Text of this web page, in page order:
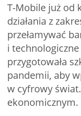
T-Mobile już od
działania z
przełamywać
i
przygotowała
pandemii, aby
w cyfrowy
ekonomicznym.